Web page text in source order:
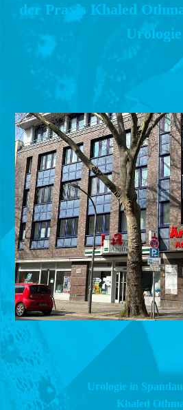
der Praxis Khaled
Urologie
Urologie in
Khaled